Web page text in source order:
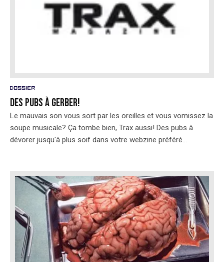
Dossier
Des pubs à gerber!
Le mauvais son vous sort par les oreilles et vous vomissez la
soupe musicale? Ça tombe bien, Trax aussi! Des pubs à
dévorer jusqu'à plus soif dans votre webzine préféré...